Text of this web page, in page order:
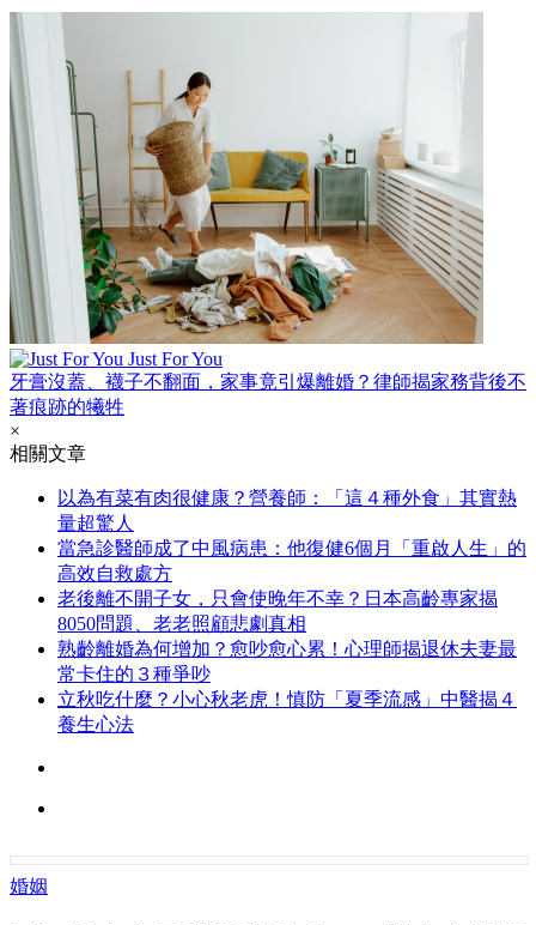
Just For You
牙膏沒蓋、襪子不翻面，家事竟引爆離婚？律師揭家務背後不
著痕跡的犧牲
×
相關文章
以為有菜有肉很健康？營養師：「這４種外食」其實熱
量超驚人
當急診醫師成了中風病患：他復健6個月「重啟人生」的
高效自救處方
老後離不開子女，只會使晚年不幸？日本高齡專家揭
8050問題、老老照顧悲劇真相
熟齡離婚為何增加？愈吵愈心累！心理師揭退休夫妻最
常卡住的３種爭吵
立秋吃什麼？小心秋老虎！慎防「夏季流感」中醫揭４
養生心法
婚姻